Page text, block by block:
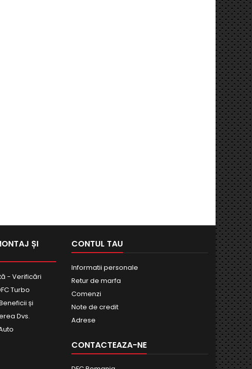
ȘI
- Verificări
Turbo
și
Dvs.
CONTUL TAU
Informatii personale
Retur de marfa
Comenzi
Note de credit
Adrese
CONTACTEAZA-NE